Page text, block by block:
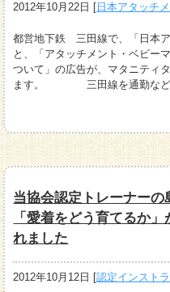
2012年10月22日 [ 日本アタッチ
都営地下鉄 三田線で、「日本ア
と、「アタッチメント・ベビー
ついて」の広告が、マタニティ
ます。 三田線を通勤など
当協会認定トレーナー
「愛着をどう育てるか
れました
2012年10月12日 [認定インスト